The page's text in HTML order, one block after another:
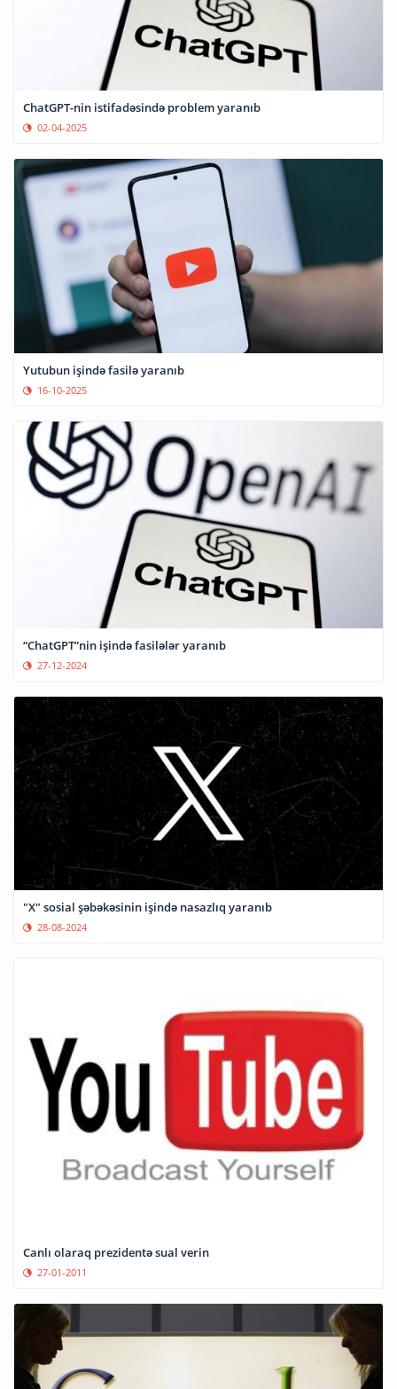
ChatGPT-nin istifadəsində problem yaranıb
02-04-2025
Yutubun işində fasilə yaranıb
16-10-2025
“ChatGPT”nin işində fasilələr yaranıb
27-12-2024
"X" sosial şəbəkəsinin işində nasazlıq yaranıb
28-08-2024
Canlı olaraq prezidentə sual verin
27-01-2011